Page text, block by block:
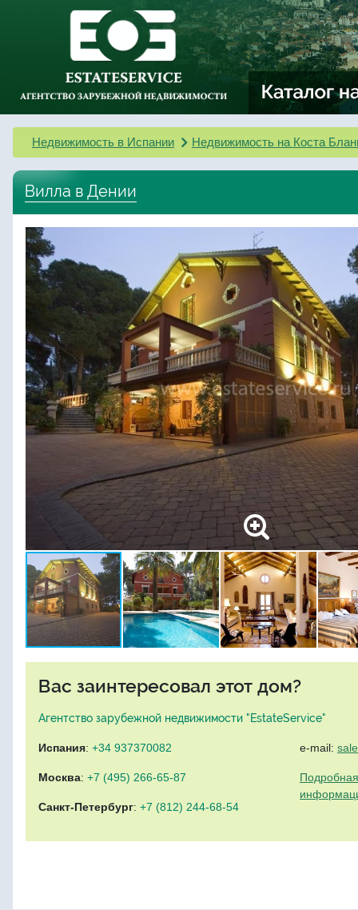
Недвижимость в Испании Недвижимость на Коста
Вилла в Дении
Вас заинтересовал этот дом?
Агентство зарубежной недвижимости "EstateService"
Испания: +34 937370082
Москва: +7 (495) 266-65-87
Санкт-Петербург: +7 (812) 244-68-54
e-mail: